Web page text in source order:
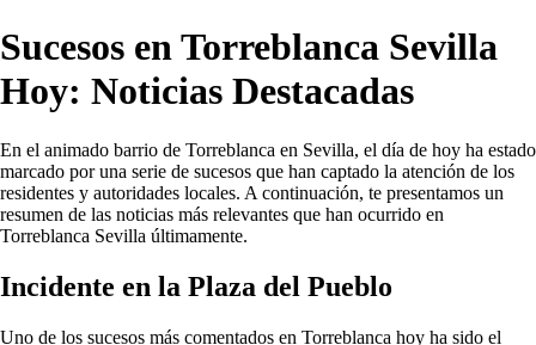
Sucesos en Torreblanca Sevilla
Hoy: Noticias Destacadas
En el animado barrio de Torreblanca en Sevilla, el día de hoy ha estado
marcado por una serie de sucesos que han captado la atención de los
residentes y autoridades locales. A continuación, te presentamos un
resumen de las noticias más relevantes que han ocurrido en
Torreblanca Sevilla últimamente.
Incidente en la Plaza del Pueblo
Uno de los sucesos más comentados en Torreblanca hoy ha sido el